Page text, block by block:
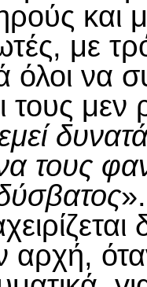
και
με
όλοι να
τους μεν
τους
αρχή,